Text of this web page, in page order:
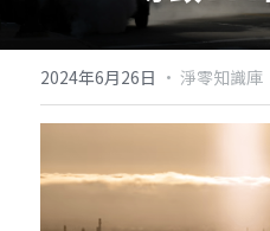
2024年6月26日 · 淨零知識庫